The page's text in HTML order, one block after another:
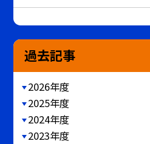
過去記事
2026年度
2025年度
2024年度
2023年度